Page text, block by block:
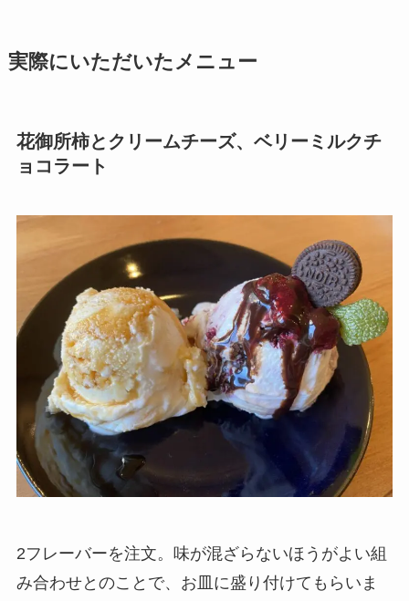
実際にいただいたメニュー
花御所柿とクリームチーズ、ベリーミルクチ
ョコラート
2フレーバーを注文。味が混ざらないほうがよい組
み合わせとのことで、お皿に盛り付けてもらいま